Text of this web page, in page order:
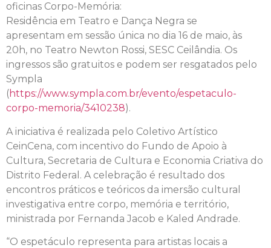
oficinas Corpo-Memória:
Residência em Teatro e Dança Negra se
apresentam em sessão única no dia 16 de maio, às
20h, no Teatro Newton Rossi, SESC Ceilândia. Os
ingressos são gratuitos e podem ser resgatados pelo
Sympla
( https://www.sympla.com.br/evento/espetaculo-
corpo-memoria/3410238).
A iniciativa é realizada pelo Coletivo Artístico
CeinCena, com incentivo do Fundo de Apoio à
Cultura, Secretaria de Cultura e Economia Criativa do
Distrito Federal. A celebração é resultado dos
encontros práticos e teóricos da imersão cultural
investigativa entre corpo, memória e território,
ministrada por Fernanda Jacob e Kaled Andrade.
“O espetáculo representa para artistas locais a